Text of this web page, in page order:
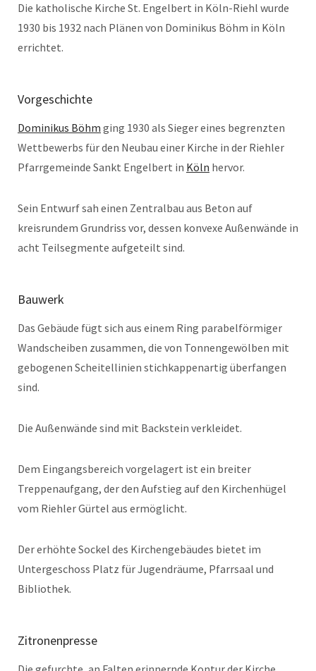
Die katholische Kirche St. Engelbert in Köln-Riehl wurde
1930 bis 1932 nach Plänen von Dominikus Böhm in Köln
errichtet.
Vorgeschichte
Dominikus Böhm ging 1930 als Sieger eines begrenzten
Wettbewerbs für den Neubau einer Kirche in der Riehler
Pfarrgemeinde Sankt Engelbert in Köln hervor.
Sein Entwurf sah einen Zentralbau aus Beton auf
kreisrundem Grundriss vor, dessen konvexe Außenwände in
acht Teilsegmente aufgeteilt sind.
Bauwerk
Das Gebäude fügt sich aus einem Ring parabelförmiger
Wandscheiben zusammen, die von Tonnengewölben mit
gebogenen Scheitellinien stichkappenartig überfangen
sind.
Die Außenwände sind mit Backstein verkleidet.
Dem Eingangsbereich vorgelagert ist ein breiter
Treppenaufgang, der den Aufstieg auf den Kirchenhügel
vom Riehler Gürtel aus ermöglicht.
Der erhöhte Sockel des Kirchengebäudes bietet im
Untergeschoss Platz für Jugendräume, Pfarrsaal und
Bibliothek.
Zitronenpresse